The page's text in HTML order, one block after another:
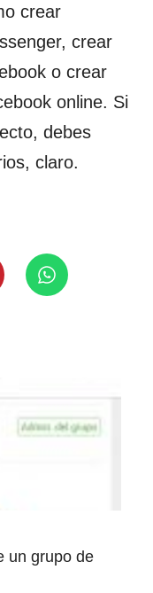
crear
crear
o crear
online. Si
debes
claro.
un grupo de